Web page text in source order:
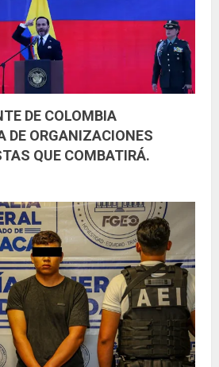
DE COLOMBIA
DE ORGANIZACIONES
QUE COMBATIRÁ.